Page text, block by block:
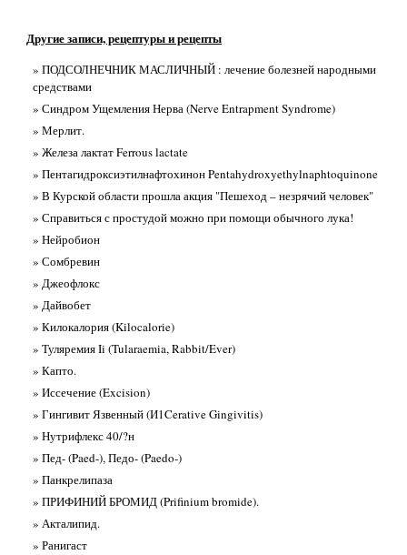
Другие записи, рецептуры и рецепты
» ПОДСОЛНЕЧНИК МАСЛИЧНЫЙ : лечение болезней народными
средствами
» Синдром Ущемления Нерва (Nerve Entrapment Syndrome)
» Мерлит.
» Железа лактат Ferrous lactate
» Пентагидроксиэтилнафтохинон Pentahydroxyethylnaphtoquinone
» В Курской области прошла акция "Пешеход – незрячий человек"
» Справиться с простудой можно при помощи обычного лука!
» Нейробион
» Сомбревин
» Джеофлокс
» Дайвобет
» Килокалория (Kilocalorie)
» Туляремия Ii (Tularaemia, Rabbit/Ever)
» Капто.
» Иссечение (Excision)
» Гингивит Язвенный (И1Cerative Gingivitis)
» Нутрифлекс 40/?н
» Пед- (Paed-), Педо- (Paedo-)
» Панкрелипаза
» ПРИФИНИЙ БРОМИД (Prifinium bromide).
» Акталипид.
» Ранигаст